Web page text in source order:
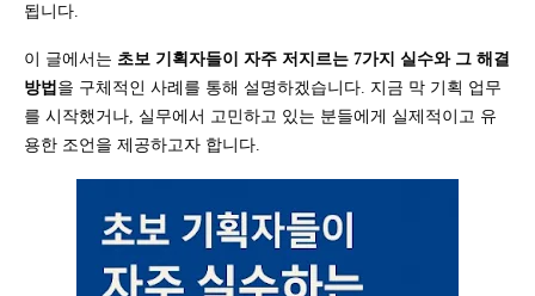
됩니다.
이 글에서는 초보 기획자들이 자주 저지르는 7가지 실수와 그 해결
방법 을 구체적인 사례를 통해 설명하겠습니다. 지금 막 기획 업무
를 시작했거나, 실무에서 고민하고 있는 분들에게 실제적이고 유
용한 조언을 제공하고자 합니다.